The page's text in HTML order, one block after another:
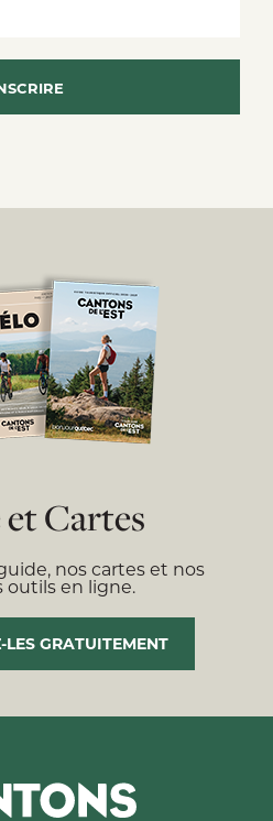
Cartes
nos cartes et nos
outils en ligne.
LES GRATUITEMENT